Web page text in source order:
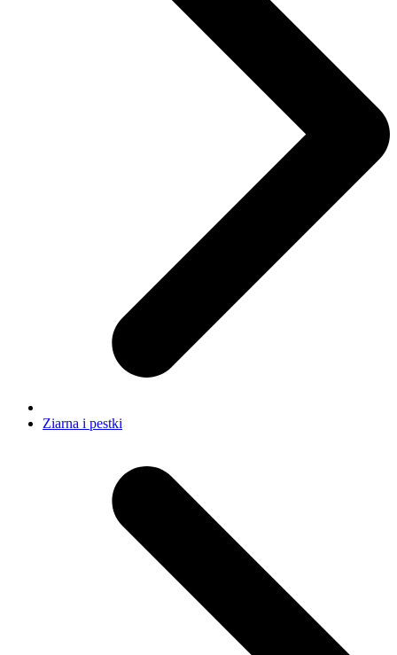
Ziarna i pestki